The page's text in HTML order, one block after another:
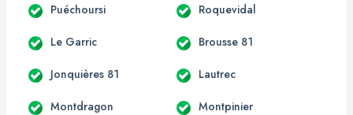
Puéchoursi Roquevidal
Le Garric Brousse 81
Jonquières 81 Lautrec
Montdragon Montpinier